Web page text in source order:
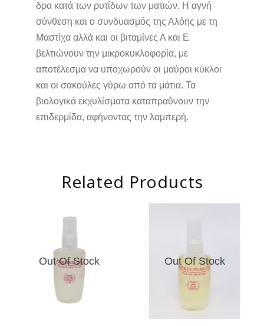
δρα κατά των ρυτίδων των ματιών. Η αγνή
σύνθεση και ο συνδυασμός της Αλόης με τη
Μαστίχα αλλά και οι βιταμίνες Α και Ε
βελτιώνουν την μικροκυκλοφορία, με
αποτέλεσμα να υποχωρούν οι μαύροι κύκλοι
και οι σακούλες γύρω από τα μάτια. Τα
βιολογικά εκχυλίσματα καταπραΰνουν την
επιδερμίδα, αφήνοντας την λαμπερή.
Related Products
Out Of Stock Out Of Stock